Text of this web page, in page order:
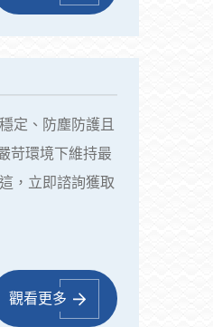
定、防塵防護且
苛環境下維持最
，立即諮詢獲取
觀看更多